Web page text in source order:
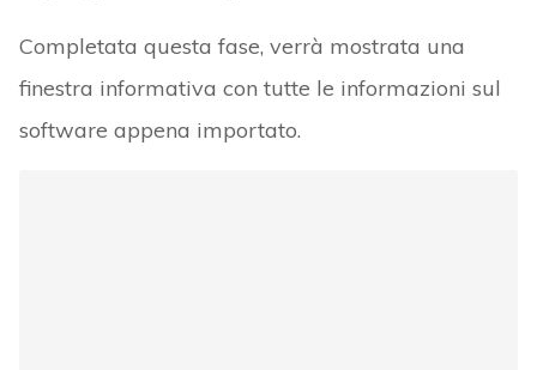
Completata questa fase, verrà mostrata una
finestra informativa con tutte le informazioni sul
software appena importato.